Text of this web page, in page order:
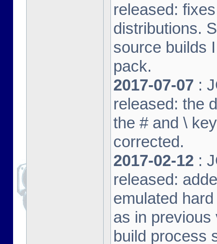
released:
distributions.
source builds
pack.
2017-07-07 :
released: the
the # and \
corrected.
2017-02-12 :
released:
emulated
as in previous
build process